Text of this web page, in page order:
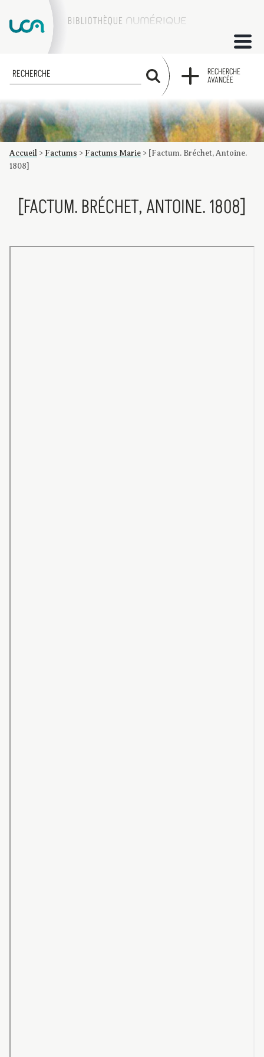
ACCUEIL
COLLECTIONS
FACTUMS
Les factums à la BU
Présentation du corpus de factums de la collection Marie
Bibliographie
Glossaire
Index de recherche
RECHERCHE
RECHERCHE
AVANCÉE
Accueil > Factums > Factums Marie > [Factum. Bréchet, Antoine.
1808]
[FACTUM. BRÉCHET, ANTOINE. 1808]